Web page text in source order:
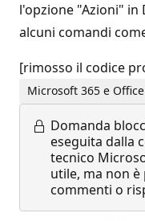
l'opzione "Azioni" in
alcuni comandi
[rimosso il codice
Microsoft 365 e
Domanda
eseguita dalla
tecnico
utile, ma non
commenti o